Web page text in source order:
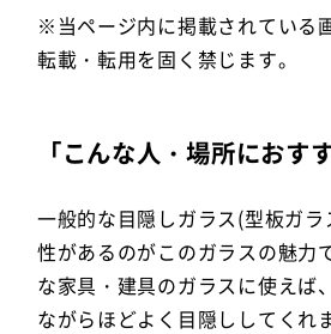
※当ページ内に掲載されている
転載・転用を固く禁じます。
「こんな人・場所におす
一般的な目隠しガラス(型板ガ
性があるのがこのガラスの魅力
な家具・建具のガラスに使えば
ながらほどよく目隠ししてくれ